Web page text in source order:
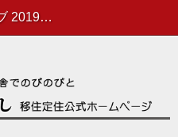
アーカイブ 2019年05月 | 協力隊活動報告